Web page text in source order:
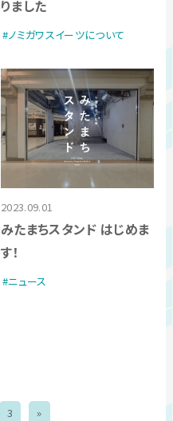
りました
ノミガワスイーツについて
2023.09.01
みたまちスタンド はじめま
す！
ニュース
3 »